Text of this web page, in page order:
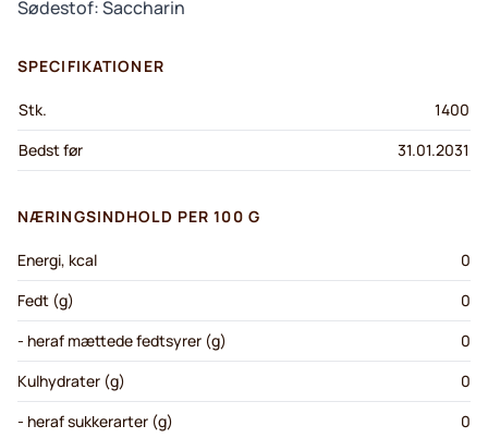
Sødestof: Saccharin
SPECIFIKATIONER
Stk.
1400
Bedst før
31.01.2031
NÆRINGSINDHOLD PER 100 G
Energi, kcal
0
Fedt (g)
0
- heraf mættede fedtsyrer (g)
0
Kulhydrater (g)
0
- heraf sukkerarter (g)
0